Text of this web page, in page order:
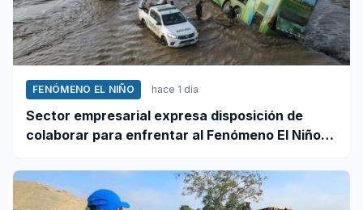
FENÓMENO EL NIÑO hace 1 día
Sector empresarial expresa disposición de
colaborar para enfrentar al Fenómeno El Niño,